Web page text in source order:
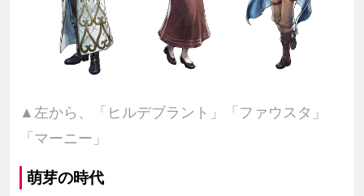
▲左から、「ヒルデブラント」「ファウスタ」
「マーニー」
萌芽の時代